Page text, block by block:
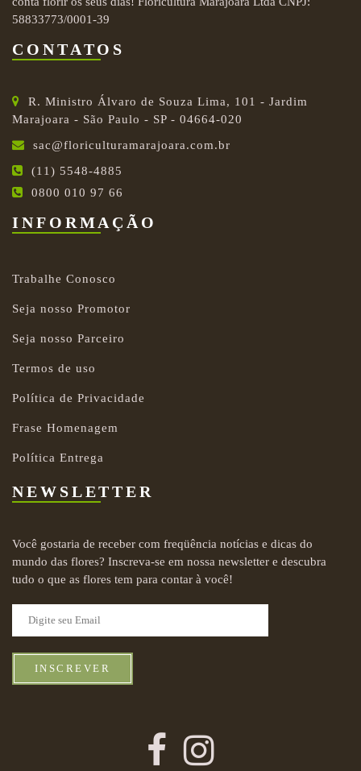
58833773/0001-39
CONTATOS
R. Ministro Álvaro de Souza Lima, 101 - Jardim
Marajoara - São Paulo - SP - 04664-020
sac@floriculturamarajoara.com.br
(11) 5548-4885
0800 010 97 66
INFORMAÇÃO
Trabalhe Conosco
Seja nosso Promotor
Seja nosso Parceiro
Termos de uso
Política de Privacidade
Frase Homenagem
Política Entrega
NEWSLETTER
Você gostaria de receber com freqüência notícias e dicas do
mundo das flores? Inscreva-se em nossa newsletter e descubra
tudo o que as flores tem para contar à você!
INSCREVER